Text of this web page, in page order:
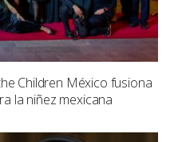
Children México fusiona
la niñez mexicana